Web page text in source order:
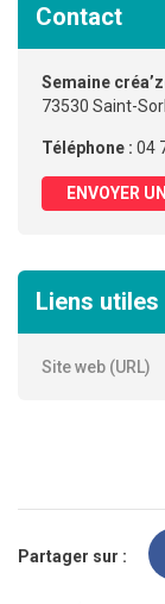
Contact
Semaine
73530 Saint-
Téléphone : 04
ENVOYER
Liens utiles
Site web (URL)
Partager sur :